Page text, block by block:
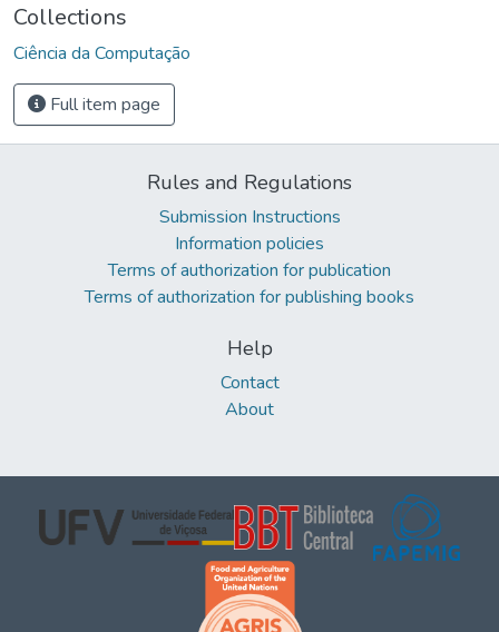
Collections
Ciência da Computação
Full item page
Rules and Regulations
Submission Instructions
Information policies
Terms of authorization for publication
Terms of authorization for publishing books
Help
Contact
About